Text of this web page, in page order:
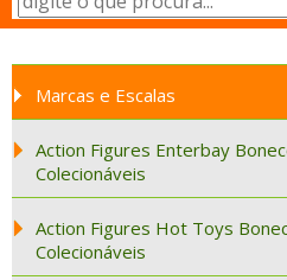
Marcas e Escalas
Action Figures Enterbay
Colecionáveis
Action Figures Hot Toys
Colecionáveis